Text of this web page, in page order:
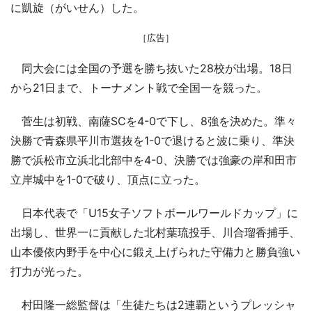
に凱旋（がいせん）した。
［広告］
同大会には全国の予選を勝ち抜いた28校が出場。18日
から21日まで、トーナメント戦で全国一を競った。
菅生は初戦、南薩SCを4-0で下し、8強を決めた。準々
決勝で青森県平川市選抜を1-0で退けると波に乗り、準決
勝で浜松市立浜北北部中を4-0、決勝では強豪の岸和田市
立岸城中を1-0で破り、頂点に立った。
日本代表で「U15女子ソフトボールワールドカップ」に
出場し、世界一に貢献した北村葉琉投手、川合瑠香捕手、
山本優依内野手を中心に鍛え上げられた守備力と勝負強い
打力が光った。
村田隆一総監督は「生徒たちは2連覇というプレッシャ